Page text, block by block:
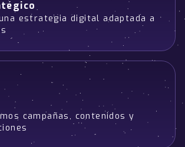
estrategia digital adaptada a
campañas, contenidos y